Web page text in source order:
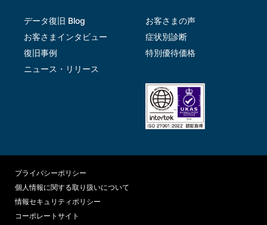
データ復旧 Blog
お客さまインタビュー
復旧事例
ニュース・リリース
お客さまの声
症状別診断
特別優待価格
プライバシーポリシー
個人情報に関する取り扱いについて
情報セキュリティポリシー
コーポレートサイト